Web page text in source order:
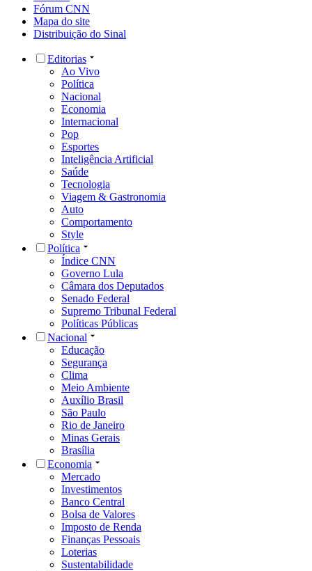
Fórum CNN
Mapa do site
Distribuição do Sinal
Editorias
Ao Vivo
Política
Nacional
Economia
Internacional
Pop
Esportes
Inteligência Artificial
Saúde
Tecnologia
Viagem & Gastronomia
Auto
Comportamento
Style
Política
Índice CNN
Governo Lula
Câmara dos Deputados
Senado Federal
Supremo Tribunal Federal
Políticas Públicas
Nacional
Educação
Segurança
Clima
Meio Ambiente
Auxílio Brasil
São Paulo
Rio de Janeiro
Minas Gerais
Brasília
Economia
Mercado
Investimentos
Banco Central
Bolsa de Valores
Imposto de Renda
Finanças Pessoais
Loterias
Sustentabilidade